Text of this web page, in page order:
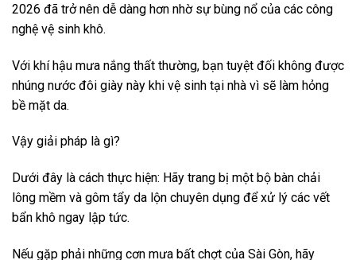
2026 đã trở nên dễ dàng hơn nhờ sự bùng nổ của các công
nghệ vệ sinh khô.
Với khí hậu mưa nắng thất thường, bạn tuyệt đối không được
nhúng nước đôi giày này khi vệ sinh tại nhà vì sẽ làm hỏng
bề mặt da.
Vậy giải pháp là gì?
Dưới đây là cách thực hiện: Hãy trang bị một bộ bàn chải
lông mềm và gôm tẩy da lộn chuyên dụng để xử lý các vết
bẩn khô ngay lập tức.
Nếu gặp phải những cơn mưa bất chợt của Sài Gòn, hãy